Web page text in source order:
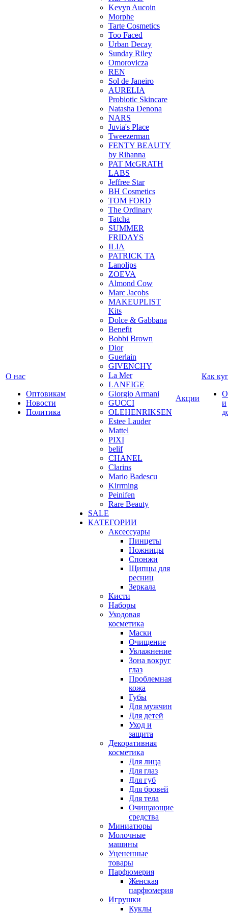
О нас
Оптовикам
Новости
Политика
Kevyn Aucoin
Morphe
Tarte Cosmetics
Too Faced
Urban Decay
Sunday Riley
Omorovicza
REN
Sol de Janeiro
AURELIA
Probiotic Skincare
Natasha Denona
NARS
Juvia's Place
Tweezerman
FENTY BEAUTY
by Rihanna
PAT McGRATH
LABS
Jeffree Star
BH Cosmetics
TOM FORD
The Ordinary
Tatcha
SUMMER
FRIDAYS
ILIA
PATRICK TA
Lanolips
ZOEVA
Almond Cow
Marc Jacobs
MAKEUPLIST
Kits
Dolce & Gabbana
Benefit
Bobbi Brown
Dior
Guerlain
GIVENCHY
La Mer
LANEIGE
Giorgio Armani
GUCCI
OLEHENRIKSEN
Estee Lauder
Mattel
PIXI
belif
CHANEL
Clarins
Mario Badescu
Kirrming
Peinifen
Rare Beauty
SALE
КАТЕГОРИИ
Аксессуары
Пинцеты
Ножницы
Спонжи
Щипцы для
ресниц
Зеркала
Кисти
Наборы
Уходовая
косметика
Маски
Очищение
Увлажнение
Зона вокруг
глаз
Проблемная
кожа
Губы
Для мужчин
Для детей
Уход и
защита
Декоративная
косметика
Для лица
Для глаз
Для губ
Для бровей
Для тела
Очищающие
средства
Миниатюры
Молочные
машины
Уцененные
товары
Парфюмерия
Женская
парфюмерия
Игрушки
Куклы
Акции
Как
и